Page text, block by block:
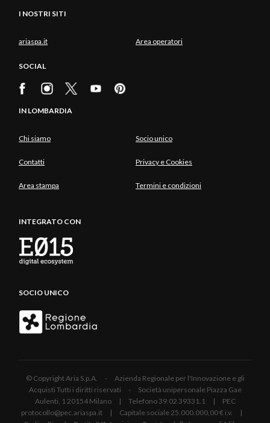
I NOSTRI SITI
ariaspa.it Area operatori
SOCIAL
IN LOMBARDIA
Chi siamo Socio unico
Contatti Privacy e Cookies
Area stampa Termini e condizioni
INTEGRATO CON
SOCIO UNICO
© Copyright Aria S.p.A. - Azienda Regionale per l'Innovazione e gli
Acquisti Tutti i diritti riservati - Società unipersonale Piazza Gae
Aulenti, 1 20154 Milano | Telefono 39.02 39331.1 | PEC
protocollo@pec.ariaspa.it | Capitale sociale 25.000.000,00 € i.v. |